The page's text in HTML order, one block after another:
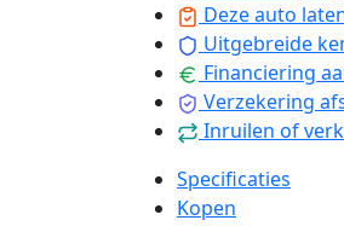
Deze auto
Uitgebreide
Financiering
Verzekering
Inruilen of
Specificaties
Kopen